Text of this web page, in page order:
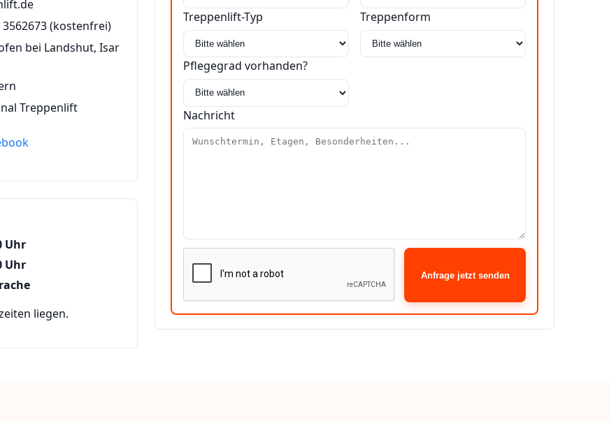
(kostenfrei)
bei Landshut, Isar
Treppenlift
Uhr
Uhr
liegen.
Treppenlift-Typ Treppenform
Pflegegrad vorhanden?
Nachricht
Anfrage jetzt senden